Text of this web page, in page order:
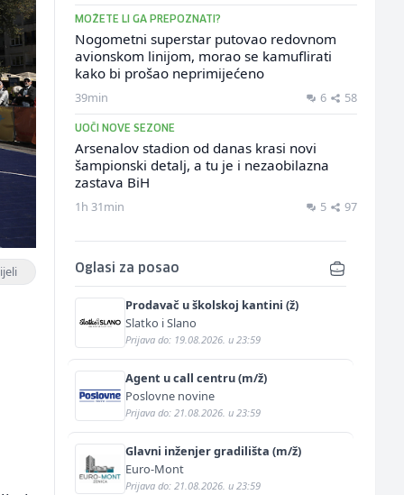
MOŽETE LI GA PREPOZNATI?
Nogometni superstar putovao redovnom
avionskom linijom, morao se kamuflirati
kako bi prošao neprimijećeno
39min 6 58
UOČI NOVE SEZONE
Arsenalov stadion od danas krasi novi
šampionski detalj, a tu je i nezaobilazna
zastava BiH
1h 31min 5 97
Oglasi za posao
Prodavač u školskoj kantini (ž)
Slatko i Slano
Prijava do: 19.08.2026. u 23:59
Agent u call centru (m/ž)
Poslovne novine
Prijava do: 21.08.2026. u 23:59
Glavni inženjer gradilišta (m/ž)
Euro-Mont
Prijava do: 21.08.2026. u 23:59